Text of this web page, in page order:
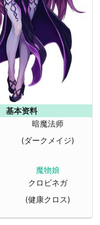
基本资料
暗魔法师
(ダークメイジ)
魔物娘
クロビネガ
(健康クロス)